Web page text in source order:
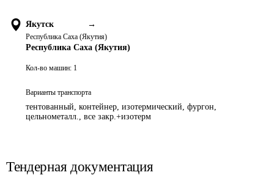
Якутск →
Республика Саха (Якутия)
Республика Саха (Якутия)
Кол-во машин: 1
Варианты транспорта
тентованный, контейнер, изотермический, фургон,
цельнометалл., все закр.+изотерм
Тендерная документация